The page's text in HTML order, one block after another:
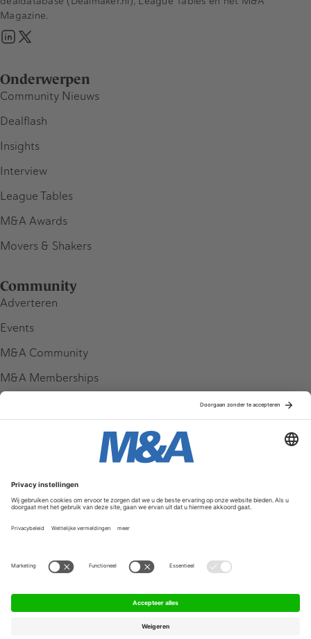
Onderwerpen
Community Nieuws
Dealflash
Insights
Interview
League Tables
M&A Awards
Movers & Shakers
Community
Adverteren
Events
M&A Community
M&A Memberships
Service & Contact
Contact
FAQ
Werken bij ons
Algemene Voorwaarden
Magazine.